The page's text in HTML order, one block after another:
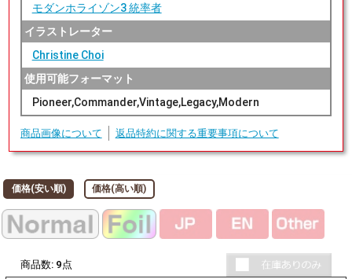
モダンホライゾン3 統率者
イラストレーター
Christine Choi
使用可能フォーマット
Pioneer,Commander,Vintage,Legacy,Modern
商品画像について 返品特約に関する重要事項について
価格(安い順) 価格(高い順)
商品数: 9 点